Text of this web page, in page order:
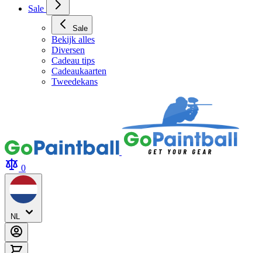
Sale
Sale
Bekijk alles
Diversen
Cadeau tips
Cadeaukaarten
Tweedekans
0
NL